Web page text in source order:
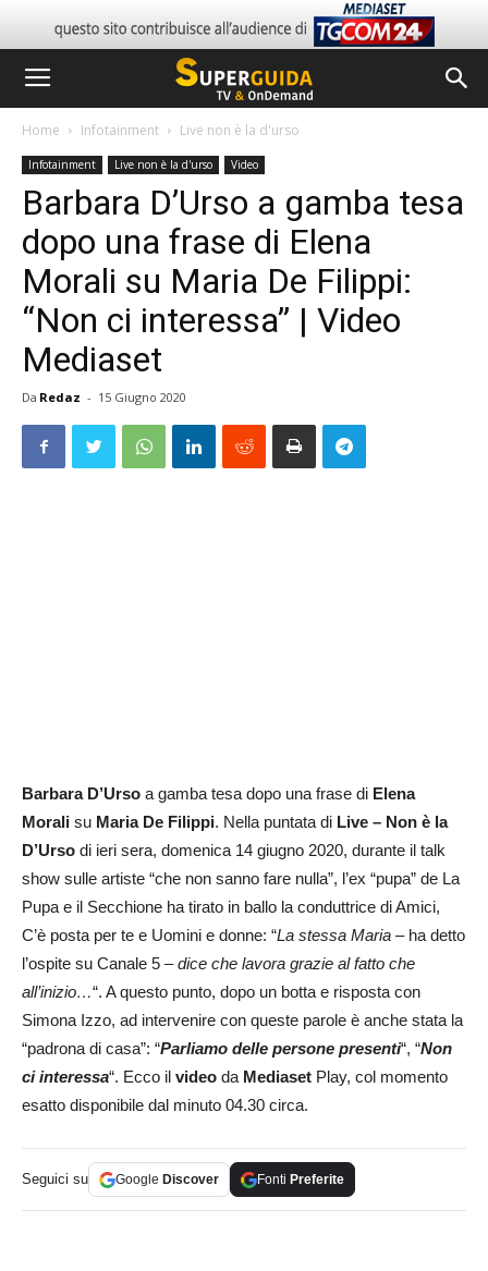
Home Infotainment Live non è la d'urso
Infotainment Live non è la d'urso Video
Barbara D’Urso a gamba tesa
dopo una frase di Elena
Morali su Maria De Filippi:
“Non ci interessa” | Video
Mediaset
Da Redaz - 15 Giugno 2020
Barbara D’Urso a gamba tesa dopo una frase di Elena
Morali su Maria De Filippi. Nella puntata di Live – Non è la
D’Urso di ieri sera, domenica 14 giugno 2020, durante il talk
show sulle artiste “che non sanno fare nulla”, l’ex “pupa” de La
Pupa e il Secchione ha tirato in ballo la conduttrice di Amici,
C’è posta per te e Uomini e donne: “La stessa Maria – ha detto
l’ospite su Canale 5 –dice che lavora grazie al fatto che
all’inizio…“. A questo punto, dopo un botta e risposta con
Simona Izzo, ad intervenire con queste parole è anche stata la
“padrona di casa”: “Parliamo delle persone presenti“, “Non
ci interessa“. Ecco il video da Mediaset Play, col momento
esatto disponibile dal minuto 04.30 circa.
Seguici su Google Discover Fonti Preferite